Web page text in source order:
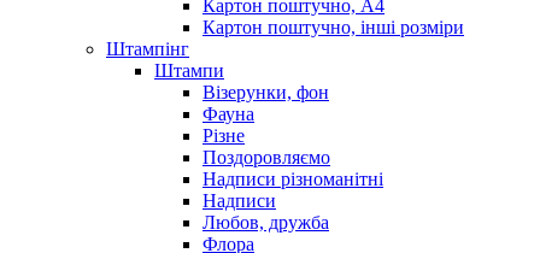
Картон поштучно, А4
Картон поштучно, інші розміри
Штампінг
Штампи
Візерунки, фон
Фауна
Різне
Поздоровляємо
Надписи різноманітні
Надписи
Любов, дружба
Флора